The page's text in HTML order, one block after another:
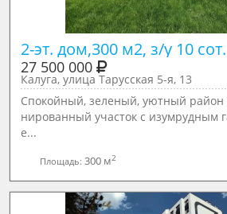
2-эт. дом,300 м2, з/у 10 сот.
27 500 000
Калуга, улица Тарусская 5-я, 13
Спокойный, зеленый, уютный район
нированный участок с изумрудным
е...
Площадь:300 м2